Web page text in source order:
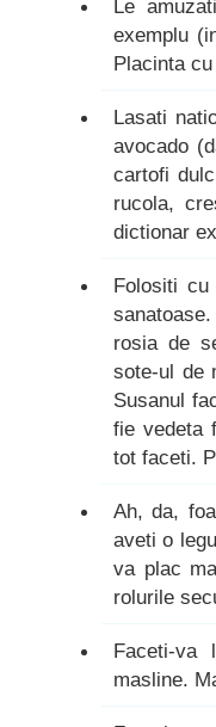
Le
exemplu
Placinta
Lasati
avocado
cartofi
rucola,
dictionar
Folositi
rosia de
sote-ul de
Susanul
fie vedeta
tot faceti.
Ah, da,
aveti o
va plac
rolurile
Faceti-va
masline.